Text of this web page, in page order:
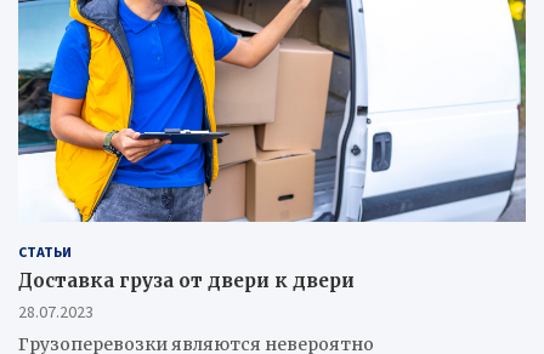
СТАТЬИ
Доставка груза от двери к двери
28.07.2023
Грузоперевозки являются невероятно